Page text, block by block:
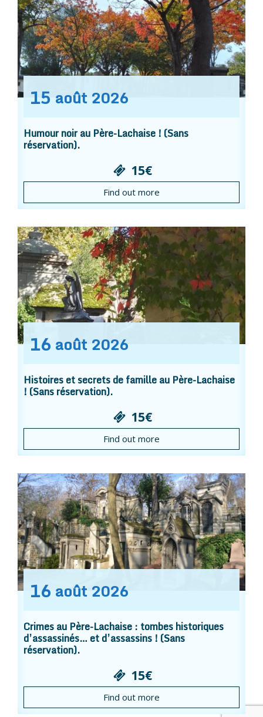
15 août 2026
Humour noir au Père-Lachaise ! (Sans
réservation).
15€
Find out more
16 août 2026
Histoires et secrets de famille au Père-Lachaise
! (Sans réservation).
15€
Find out more
16 août 2026
Crimes au Père-Lachaise : tombes historiques
d’assassinés… et d’assassins ! (Sans
réservation).
15€
Find out more